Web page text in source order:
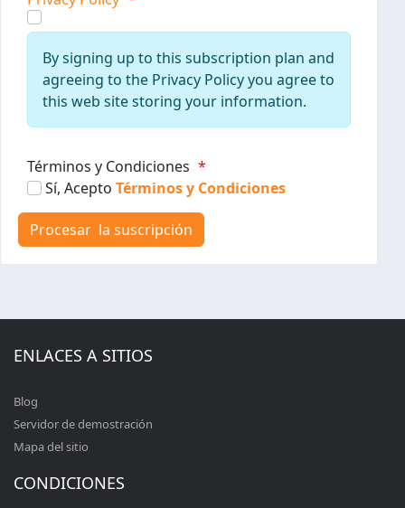
By signing up to this subscription plan and
agreeing to the Privacy Policy you agree to
this web site storing your information.
Términos y Condiciones *
Sí, Acepto Términos y Condiciones
ENLACES A SITIOS
Blog
Servidor de demostración
Mapa del sitio
CONDICIONES